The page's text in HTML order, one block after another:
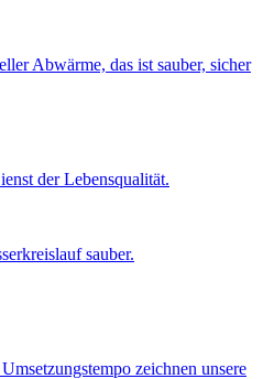
Abwärme, das ist sauber, sicher
der Lebensqualität.
sauber.
zeichnen unsere